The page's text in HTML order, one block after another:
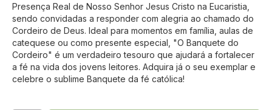
Presença Real de Nosso Senhor Jesus Cristo na Eucaristia,
sendo convidadas a responder com alegria ao chamado do
Cordeiro de Deus. Ideal para momentos em família, aulas de
catequese ou como presente especial, "O Banquete do
Cordeiro" é um verdadeiro tesouro que ajudará a fortalecer
a fé na vida dos jovens leitores. Adquira já o seu exemplar e
celebre o sublime Banquete da fé católica!